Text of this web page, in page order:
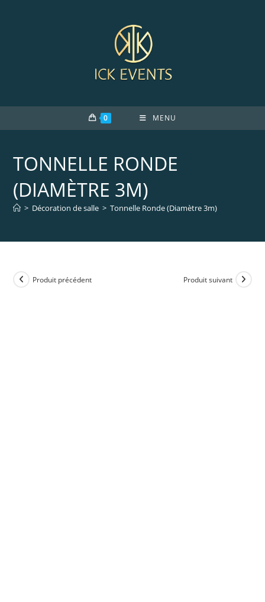
0 MENU
TONNELLE RONDE
(DIAMÈTRE 3M)
> Décoration de salle > Tonnelle Ronde (Diamètre 3m)
Produit précédent Produit suivant